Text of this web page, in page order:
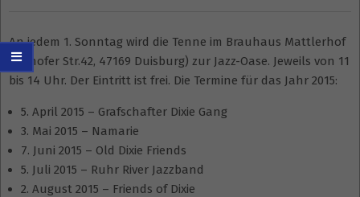
An jedem 1. Sonntag wird die Tenne im Brauhaus Mattlerhof
(Wehofer Str.42, 47169 Duisburg) zur Jazz-Oase. Jeweils von 11
bis 14 Uhr. Der Eintritt ist frei. Die Termine für das Jahr 2015:
5. April 2015 – Grafschafter Dixie Gang
3. Mai 2015 – Namarie
7. Juni 2015 – Old Dixie Friends
5. Juli 2015 – Ruhr River Jazzband
2. August 2015 – Friends of Dixie